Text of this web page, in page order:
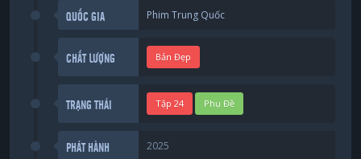
QUỐC GIA Phim Trung Quốc
CHẤT LƯỢNG Bản Đẹp
TRẠNG THÁI Tập 24 Phụ Đề
PHÁT HÀNH 2025